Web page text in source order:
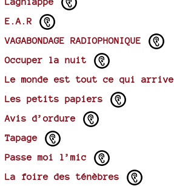
E.A.R
VAGABONDAGE RADIOPHONIQUE
Occuper la nuit
Le monde est tout ce qui arrive
Les petits papiers
Avis d’ordure
Tapage
Passe moi l’mic
La foire des ténèbres